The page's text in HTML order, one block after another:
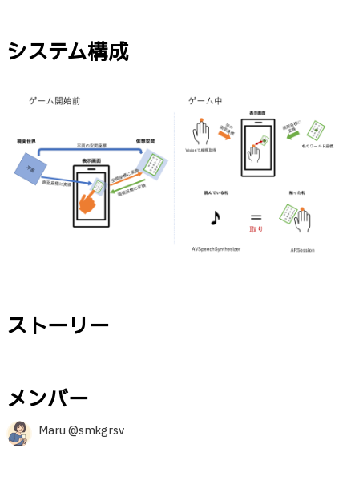
システム構成
ストーリー
メンバー
Maru @smkgrsv